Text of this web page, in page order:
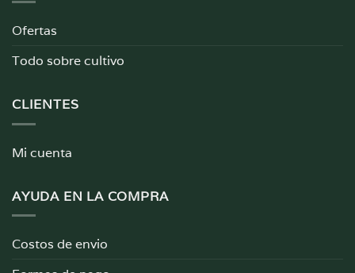
Ofertas
Todo sobre cultivo
CLIENTES
Mi cuenta
AYUDA EN LA COMPRA
Costos de envio